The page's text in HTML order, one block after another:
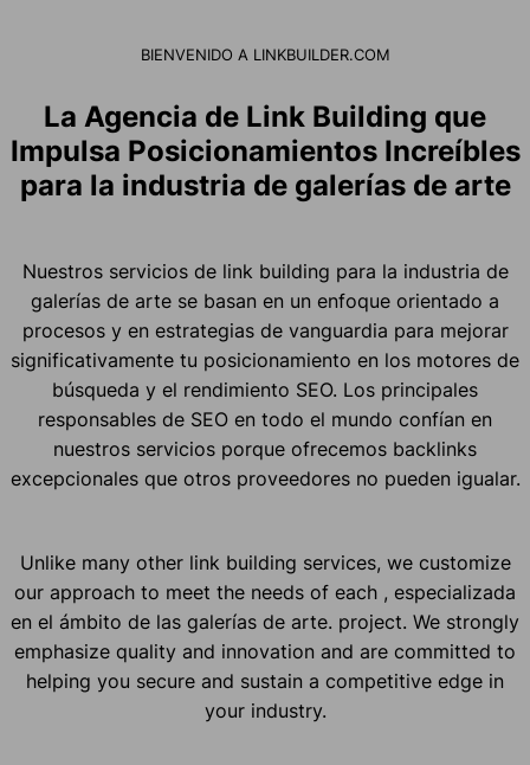
BIENVENIDO A LINKBUILDER.COM
La Agencia de Link Building que
Impulsa Posicionamientos Increíbles
para la industria de galerías de arte
Nuestros servicios de link building para la industria de
galerías de arte se basan en un enfoque orientado a
procesos y en estrategias de vanguardia para mejorar
significativamente tu posicionamiento en los motores de
búsqueda y el rendimiento SEO. Los principales
responsables de SEO en todo el mundo confían en
nuestros servicios porque ofrecemos backlinks
excepcionales que otros proveedores no pueden igualar.
Unlike many other link building services, we customize
our approach to meet the needs of each , especializada
en el ámbito de las galerías de arte. project. We strongly
emphasize quality and innovation and are committed to
helping you secure and sustain a competitive edge in
your industry.